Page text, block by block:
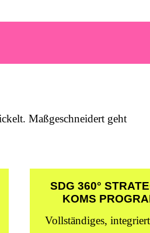
Maßgeschneidert geht
SDG 360°
KOMS
Vollständiges,